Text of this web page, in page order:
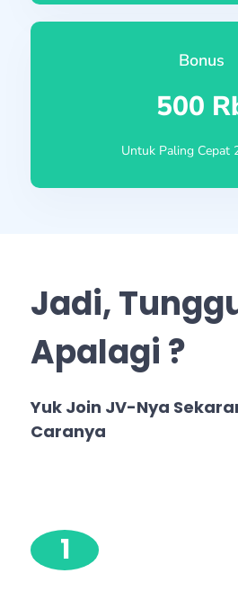
Bonus
500
Untuk Paling Cepat
Jadi,
Apalagi ?
Yuk Join JV-Nya
Caranya
1